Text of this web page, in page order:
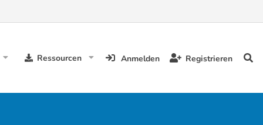
Ressourcen Anmelden Registrieren